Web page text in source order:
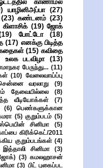
காணாமல்
யாழினிஅப்பா (27)
(23) கண்டனம் (23)
கிளாசிக் (19) ஜோக்
போட்டோ
(18)
(17) எனக்கு பிடித்த
(15) கவிதை
படவிழா
(13)
பேருந்து... (11)
(10) வேலைவாய்ப்பு
வரலாறு
(9)
தேவையில்லை
(8)
வீடியோக்கள்
(7)
(6)
பெண்களுக்கான
(5) குறும்படம் (5)
சினிமா
(5)
கிரிக்கெட்/2011
குறும்படங்கள் (4)
இத்தாலி சினிமா
(3)
(3) கமலஹாசன்
(3) பிட் புகைப்பட